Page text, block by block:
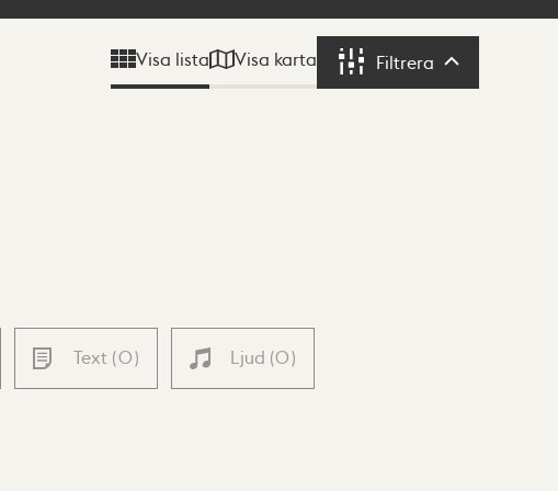
Visa lista Visa karta Filtrera Filtrera
Text (0) Ljud (0)